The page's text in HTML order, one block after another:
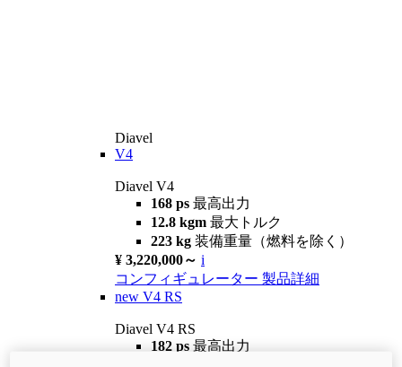
Diavel
V4
Diavel V4
168 ps 最高出力
12.8 kgm 最大トルク
223 kg 装備重量（燃料を除く）
¥ 3,220,000～ i
コンフィギュレーター 製品詳細
new V4 RS
Diavel V4 RS
182 ps 最高出力